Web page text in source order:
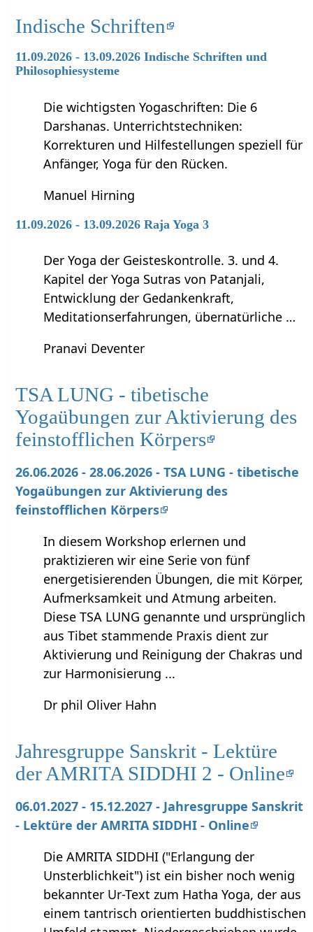
Indische Schriften
11.09.2026 - 13.09.2026 Indische Schriften und
Philosophiesysteme
Die wichtigsten Yogaschriften: Die 6
Darshanas. Unterrichtstechniken:
Korrekturen und Hilfestellungen speziell für
Anfänger, Yoga für den Rücken.
Manuel Hirning
11.09.2026 - 13.09.2026 Raja Yoga 3
Der Yoga der Geisteskontrolle. 3. und 4.
Kapitel der Yoga Sutras von Patanjali,
Entwicklung der Gedankenkraft,
Meditationserfahrungen, übernatürliche …
Pranavi Deventer
TSA LUNG - tibetische
Yogaübungen zur Aktivierung des
feinstofflichen Körpers
26.06.2026 - 28.06.2026 - TSA LUNG - tibetische
Yogaübungen zur Aktivierung des
feinstofflichen Körpers
In diesem Workshop erlernen und
praktizieren wir eine Serie von fünf
energetisierenden Übungen, die mit Körper,
Aufmerksamkeit und Atmung arbeiten.
Diese TSA LUNG genannte und ursprünglich
aus Tibet stammende Praxis dient zur
Aktivierung und Reinigung der Chakras und
zur Harmonisierung ...
Dr phil Oliver Hahn
Jahresgruppe Sanskrit - Lektüre
der AMRITA SIDDHI 2 - Online
06.01.2027 - 15.12.2027 - Jahresgruppe Sanskrit
- Lektüre der AMRITA SIDDHI - Online
Die AMRITA SIDDHI ("Erlangung der
Unsterblichkeit") ist ein bisher noch wenig
bekannter Ur-Text zum Hatha Yoga, der aus
einem tantrisch orientierten buddhistischen